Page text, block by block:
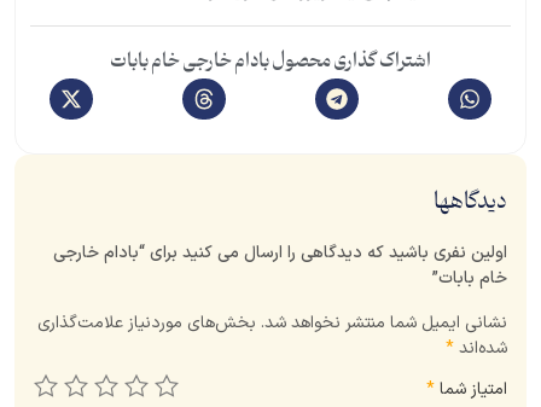
دیدگاهها
اولین نفری باشید که دیدگاهی را ارسال می کنید برای “بادام خارجی
خام بابات”
نشانی ایمیل شما منتشر نخواهد شد. بخش‌های موردنیاز علامت‌گذاری
شده‌اند*
امتیاز شما*
اشتراک گذاری محصول بادام خارجی خام بابات